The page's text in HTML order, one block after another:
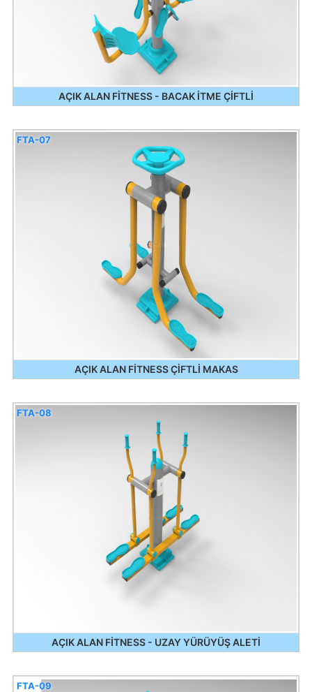
AÇIK ALAN FİTNESS - BACAK İTME ÇİFTLİ
AÇIK ALAN FİTNESS ÇİFTLİ MAKAS
FTA-07
AÇIK ALAN FİTNESS - UZAY YÜRÜYÜŞ ALETİ
FTA-08
FTA-09